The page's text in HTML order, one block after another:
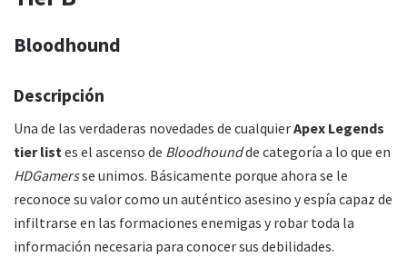
Bloodhound
Descripción
Una de las verdaderas novedades de cualquierApex Legends
tier listes el ascenso de Bloodhoundde categoría a lo que en
HDGamersse unimos. Básicamente porque ahora se le
reconoce su valor como un auténtico asesino y espía capaz de
infiltrarse en las formaciones enemigas y robar toda la
información necesaria para conocer sus debilidades.